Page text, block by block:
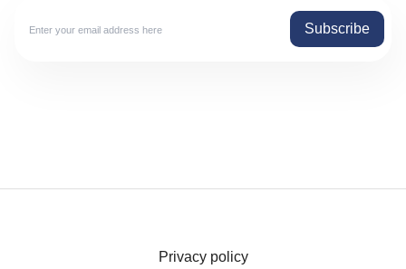
Subscribe
Privacy policy